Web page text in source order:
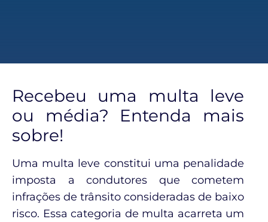
Recebeu uma multa leve
ou média? Entenda mais
sobre!
Uma multa leve constitui uma penalidade
imposta a condutores que cometem
infrações de trânsito consideradas de baixo
risco. Essa categoria de multa acarreta um